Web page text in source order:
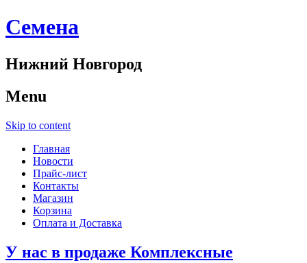
Cемена
Нижний Новгород
Menu
Skip to content
Главная
Новости
Прайс-лист
Контакты
Магазин
Корзина
Оплата и Доставка
У нас в продаже Комплексные